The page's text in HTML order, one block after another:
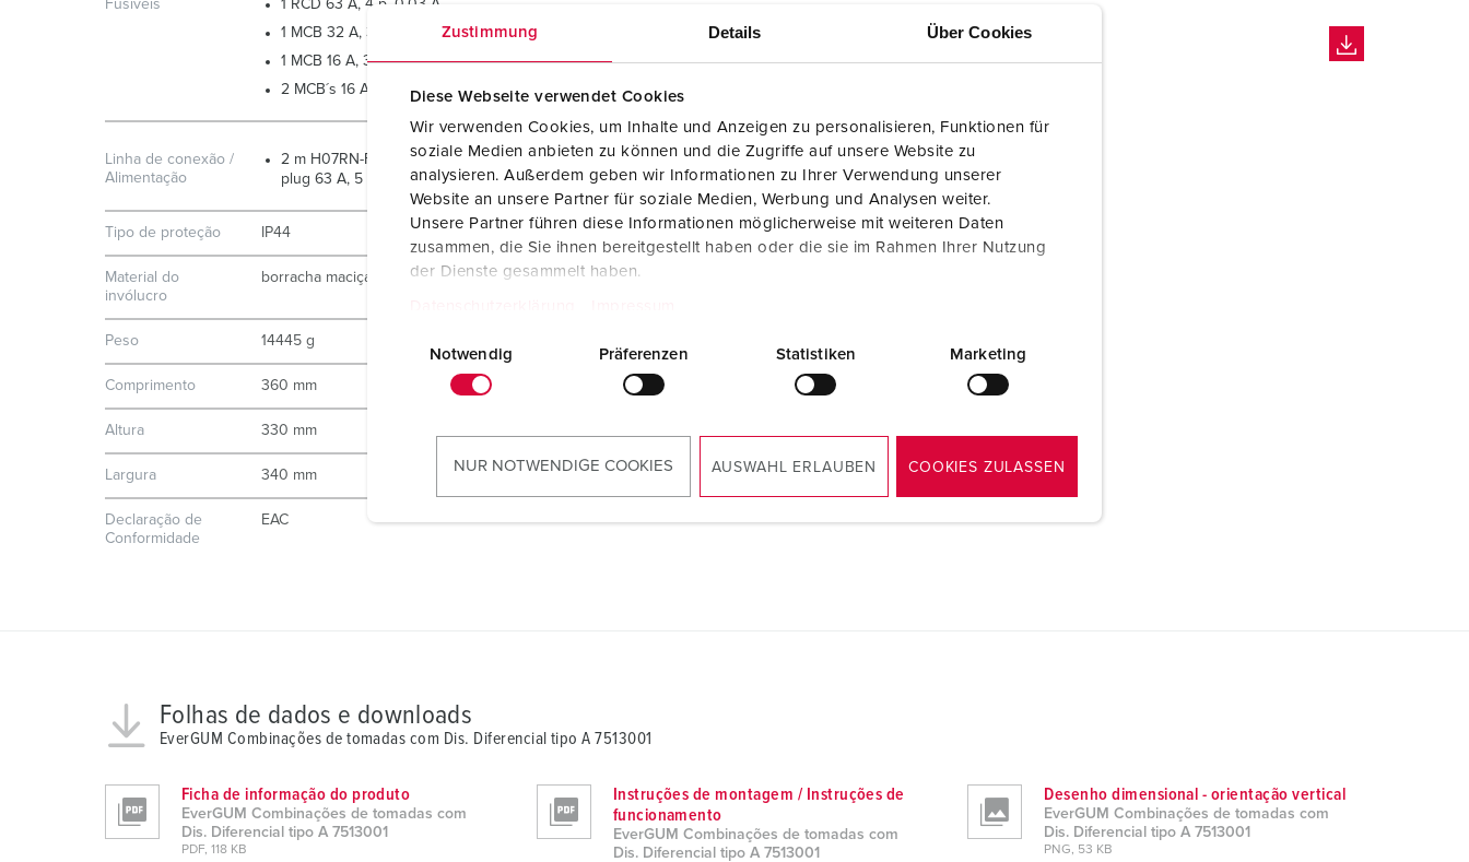
Zustimmung Details Über Cookies
Diese Webseite verwendet Cookies
Wir verwenden Cookies, um Inhalte und Anzeigen zu personalisieren, Funktionen für
soziale Medien anbieten zu können und die Zugriffe auf unsere Website zu
analysieren. Außerdem geben wir Informationen zu Ihrer Verwendung unserer
Website an unsere Partner für soziale Medien, Werbung und Analysen weiter.
Unsere Partner führen diese Informationen möglicherweise mit weiteren Daten
zusammen, die Sie ihnen bereitgestellt haben oder die sie im Rahmen Ihrer Nutzung
der Dienste gesammelt haben.
s
w
h
l
Notwendig Präferenzen Statistiken Marketing
NUR NOTWENDIGE COOKIES AUSWAHL ERLAUBEN COOKIES ZULASSEN
Fusíveis
1 RCD 63 A, 4 p, 0.03 A
1 MCB 32 A, 3 p, C
1 MCB 16 A, 3 p, C
2 MCB´s 16 A, 1 p, C
Linha de conexão /
Alimentação
2 m H07RN-F5G10 with CEE-
plug 63 A, 5 p, 400 V
Tipo de proteção IP44
Material do
invólucro
borracha maciça
Peso 14445 g
Comprimento 360 mm
Altura 330 mm
Largura 340 mm
Declaração de
Conformidade
EAC
Folhas de dados e downloads
EverGUM Combinações de tomadas com Dis. Diferencial tipo A 7513001
Ficha de informação do produto
EverGUM Combinações de tomadas com
Dis. Diferencial tipo A 7513001
PDF, 118 KB
Instruções de montagem / Instruções de
funcionamento
EverGUM Combinações de tomadas com
Dis. Diferencial tipo A 7513001
Desenho dimensional - orientação vertical
EverGUM Combinações de tomadas com
Dis. Diferencial tipo A 7513001
PNG, 53 KB